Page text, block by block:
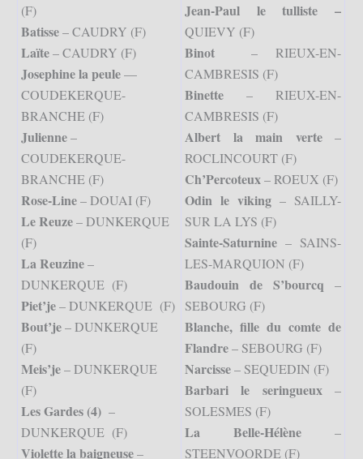
(F)
Batisse– CAUDRY (F)
Laïte– CAUDRY (F)
Josephine la peule—
COUDEKERQUE-
BRANCHE (F)
Julienne–
COUDEKERQUE-
BRANCHE (F)
Rose-Line– DOUAI (F)
Le Reuze– DUNKERQUE
(F)
La Reuzine–
DUNKERQUE (F)
Piet’je– DUNKERQUE (F)
Bout’je– DUNKERQUE
(F)
Meis’je– DUNKERQUE
(F)
Les Gardes (4) –
DUNKERQUE (F)
Violette la baigneuse–
Jean-Paul le tulliste –
QUIEVY (F)
Binot
– RIEUX-EN-
CAMBRESIS (F)
Binette – RIEUX-EN-
CAMBRESIS (F)
Albert la main verte–
ROCLINCOURT (F)
Ch’Percoteux– ROEUX (F)
Odin le viking – SAILLY-
SUR LA LYS (F)
Sainte-Saturnine – SAINS-
LES-MARQUION (F)
Baudouin de S’bourcq –
SEBOURG (F)
Blanche, fille du comte de
Flandre– SEBOURG (F)
Narcisse– SEQUEDIN (F)
Barbari le seringueux–
SOLESMES (F)
La Belle-Hélène –
STEENVOORDE (F)